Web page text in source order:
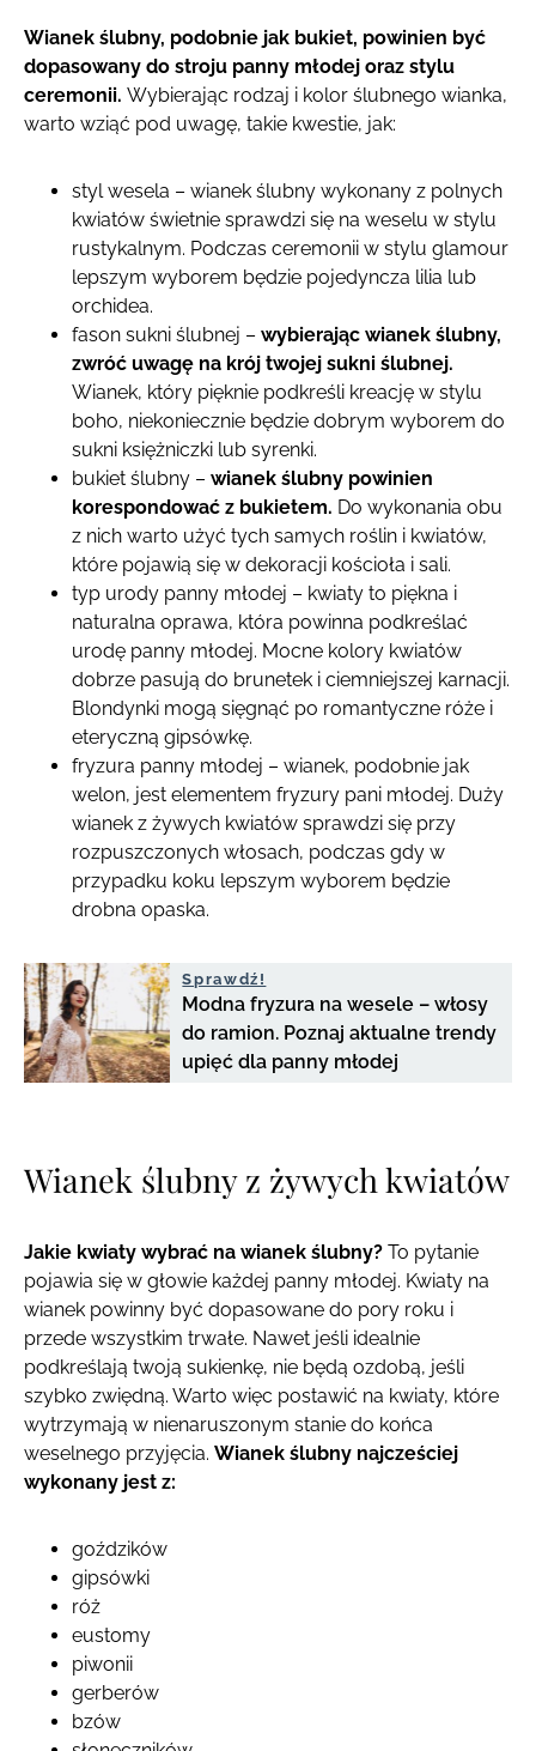
Wianek ślubny, podobnie jak bukiet, powinien być
dopasowany do stroju panny młodej oraz stylu
ceremonii. Wybierając rodzaj i kolor ślubnego wianka,
warto wziąć pod uwagę, takie kwestie, jak:
styl wesela – wianek ślubny wykonany z polnych
kwiatów świetnie sprawdzi się na weselu w stylu
rustykalnym. Podczas ceremonii w stylu glamour
lepszym wyborem będzie pojedyncza lilia lub
orchidea.
fason sukni ślubnej – wybierając wianek ślubny,
zwróć uwagę na krój twojej sukni ślubnej.
Wianek, który pięknie podkreśli kreację w stylu
boho, niekoniecznie będzie dobrym wyborem do
sukni księżniczki lub syrenki.
bukiet ślubny – wianek ślubny powinien
korespondować z bukietem. Do wykonania obu
z nich warto użyć tych samych roślin i kwiatów,
które pojawią się w dekoracji kościoła i sali.
typ urody panny młodej – kwiaty to piękna i
naturalna oprawa, która powinna podkreślać
urodę panny młodej. Mocne kolory kwiatów
dobrze pasują do brunetek i ciemniejszej karnacji.
Blondynki mogą sięgnąć po romantyczne róże i
eteryczną gipsówkę.
fryzura panny młodej – wianek, podobnie jak
welon, jest elementem fryzury pani młodej. Duży
wianek z żywych kwiatów sprawdzi się przy
rozpuszczonych włosach, podczas gdy w
przypadku koku lepszym wyborem będzie
drobna opaska.
Sprawdź!
Modna fryzura na wesele – włosy
do ramion. Poznaj aktualne trendy
upięć dla panny młodej
Wianek ślubny z żywych kwiatów
Jakie kwiaty wybrać na wianek ślubny? To pytanie
pojawia się w głowie każdej panny młodej. Kwiaty na
wianek powinny być dopasowane do pory roku i
przede wszystkim trwałe. Nawet jeśli idealnie
podkreślają twoją sukienkę, nie będą ozdobą, jeśli
szybko zwiędną. Warto więc postawić na kwiaty, które
wytrzymają w nienaruszonym stanie do końca
weselnego przyjęcia. Wianek ślubny najcześciej
wykonany jest z:
goździków
gipsówki
róż
eustomy
piwonii
gerberów
bzów